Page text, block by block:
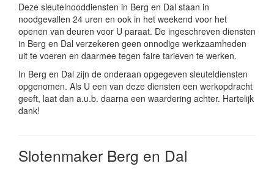
Deze sleutelnooddiensten in Berg en Dal staan in
noodgevallen 24 uren en ook in het weekend voor het
openen van deuren voor U paraat. De ingeschreven diensten
in Berg en Dal verzekeren geen onnodige werkzaamheden
uit te voeren en daarmee tegen faire tarieven te werken.
In Berg en Dal zijn de onderaan opgegeven sleuteldiensten
opgenomen. Als U een van deze diensten een werkopdracht
geeft, laat dan a.u.b. daarna een waardering achter. Hartelijk
dank!
Slotenmaker Berg en Dal